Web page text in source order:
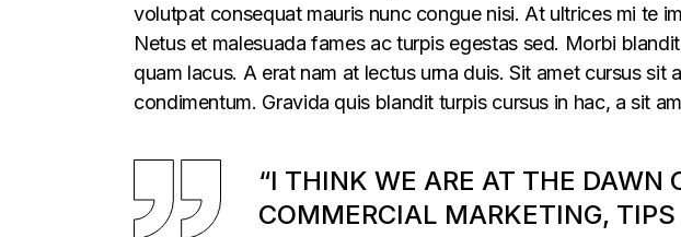
volutpat consequat mauris nunc congue nisi. At ultrices mi te
Netus et malesuada fames ac turpis egestas sed. Morbi
quam lacus. A erat nam at lectus urna duis. Sit amet cursus sit
condimentum. Gravida quis blandit turpis cursus in hac, a sit
“I THINK WE ARE AT THE DAWN
COMMERCIAL MARKETING,